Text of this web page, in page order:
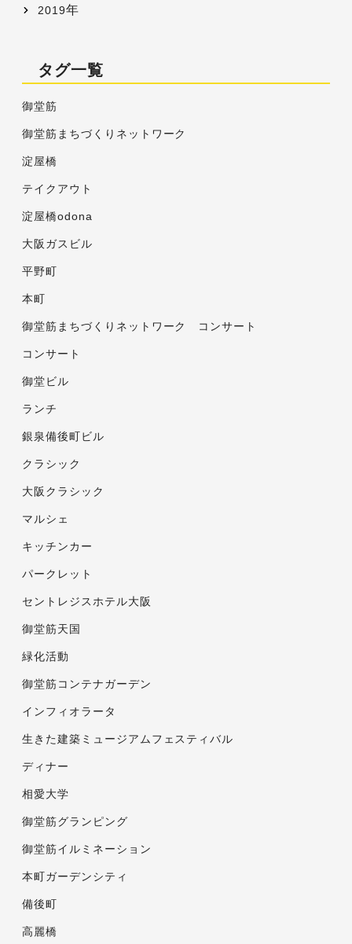
2019年
タグ一覧
御堂筋
御堂筋まちづくりネットワーク
淀屋橋
テイクアウト
淀屋橋odona
大阪ガスビル
平野町
本町
御堂筋まちづくりネットワーク コンサート
コンサート
御堂ビル
ランチ
銀泉備後町ビル
クラシック
大阪クラシック
マルシェ
キッチンカー
パークレット
セントレジスホテル大阪
御堂筋天国
緑化活動
御堂筋コンテナガーデン
インフィオラータ
生きた建築ミュージアムフェスティバル
ディナー
相愛大学
御堂筋グランピング
御堂筋イルミネーション
本町ガーデンシティ
備後町
高麗橋